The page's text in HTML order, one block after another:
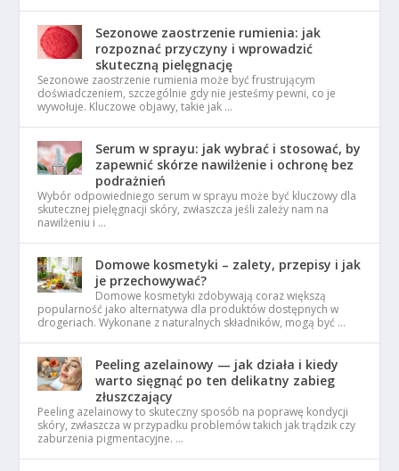
Sezonowe zaostrzenie rumienia: jak
rozpoznać przyczyny i wprowadzić
skuteczną pielęgnację
Sezonowe zaostrzenie rumienia może być frustrującym
doświadczeniem, szczególnie gdy nie jesteśmy pewni, co je
wywołuje. Kluczowe objawy, takie jak …
Serum w sprayu: jak wybrać i stosować, by
zapewnić skórze nawilżenie i ochronę bez
podrażnień
Wybór odpowiedniego serum w sprayu może być kluczowy dla
skutecznej pielęgnacji skóry, zwłaszcza jeśli zależy nam na
nawilżeniu i …
Domowe kosmetyki – zalety, przepisy i jak
je przechowywać?
Domowe kosmetyki zdobywają coraz większą
popularność jako alternatywa dla produktów dostępnych w
drogeriach. Wykonane z naturalnych składników, mogą być …
Peeling azelainowy — jak działa i kiedy
warto sięgnąć po ten delikatny zabieg
złuszczający
Peeling azelainowy to skuteczny sposób na poprawę kondycji
skóry, zwłaszcza w przypadku problemów takich jak trądzik czy
zaburzenia pigmentacyjne. …